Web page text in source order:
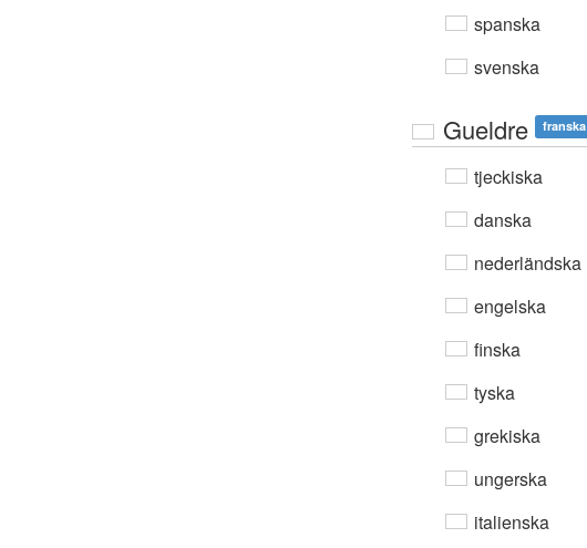
spanska
svenska
Gueldre franska
tjeckiska
danska
nederländska
engelska
finska
tyska
grekiska
ungerska
italienska